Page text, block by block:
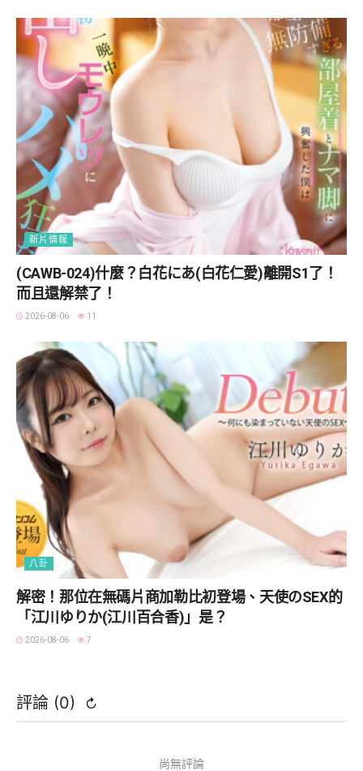
新片情報
(CAWB-024)什麼？白花にあ(白花仁愛)離開S1了！
而且還解禁了！
2026-08-06 11
八卦
解密！那位在無碼片商加勒比初登場、天使のSEX的
「江川ゆりか(江川百合香)」是？
2026-08-06 7
評論 (0) ↻
尚無評論